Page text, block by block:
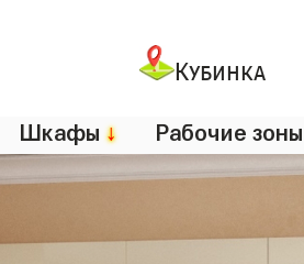
Кубинка
Шкафы↓ Рабочие зоны